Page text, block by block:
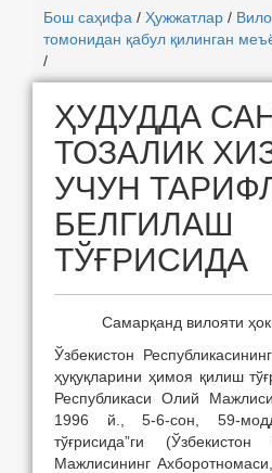
Бош саҳифа / Ҳужжатлар /
томонидан қабул қилинган
/
ҲУДУДДА
ТОЗАЛИК
УЧУН
БЕЛГИЛАШ
ТЎҒРИСИДА
Самарқанд вилояти
Ўзбекистон
ҳуқуқларини ҳимоя қилиш
Республикаси Олий
1996 й., 5-6-сон, 59-
тўғрисида”ги
Мажлисининг